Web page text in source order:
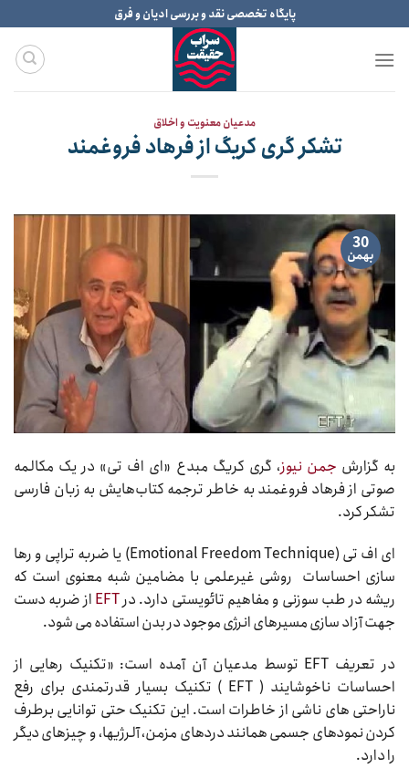
to
content
پایگاه تخصصی نقد و بررسی ادیان و فرق
مدعیان معنویت و اخلاق
تشکر گری کریگ از فرهاد فروغمند
30
بهمن
به گزارش جمن نیوز، گری کریگ مبدع «ای اف تی» در یک مکالمه
صوتی از فرهاد فروغمند به خاطر ترجمه کتاب‌هایش به زبان فارسی
تشکر کرد.
ای اف تی (Emotional Freedom Technique) یا ضربه تراپی و رها
سازی احساسات روشی غیرعلمی با مضامین شبه معنوی است که
ریشه در طب سوزنی و مفاهیم تائویستی دارد. درEFT از ضربه دست
جهت آزاد سازی مسیرهای انرژی موجود در بدن استفاده می شود.
در تعریف EFT توسط مدعیان آن آمده است: «تکنیک رهایی از
احساسات ناخوشایند ( EFT ) تکنیک بسیار قدرتمندی برای رفع
ناراحتی های ناشی از خاطرات است. این تکنیک حتی توانایی برطرف
کردن نمودهای جسمی همانند دردهای مزمن، آلرژیها، و چیزهای دیگر
را دارد.